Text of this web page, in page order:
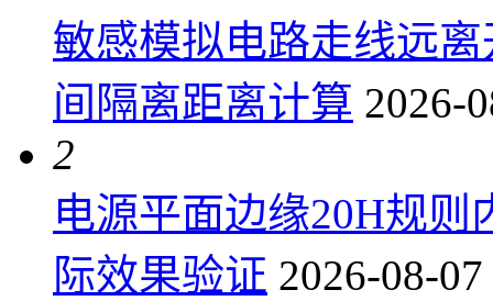
敏感模拟电路走线远
间隔离距离计算 2026-
2
电源平面边缘20H规
际效果验证 2026-08-